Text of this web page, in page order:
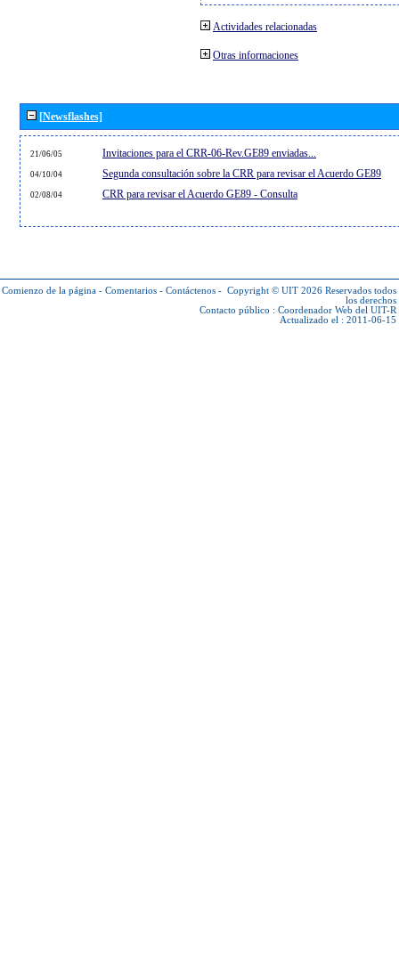
Actividades relacionadas
Otras informaciones
[Newsflashes]
21/06/05 Invitaciones para el CRR-06-Rev.GE89 enviadas...
04/10/04 Segunda consultación sobre la CRR para revisar el Acuerdo GE89
02/08/04 CRR para revisar el Acuerdo GE89 - Consulta
Comienzo de la página - Comentarios - Contáctenos - Copyright © UIT 2026 Reservados todos
los derechos
Contacto público : Coordenador Web del UIT-R
Actualizado el : 2011-06-15